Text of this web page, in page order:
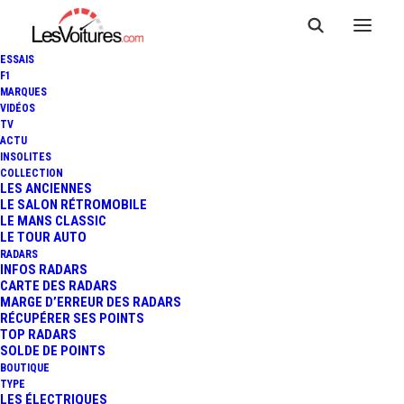
ESSAIS
F1
MARQUES
VIDÉOS
TV
ACTU
INSOLITES
COLLECTION
LES ANCIENNES
LE SALON RÉTROMOBILE
LE MANS CLASSIC
LE TOUR AUTO
RADARS
INFOS RADARS
CARTE DES RADARS
MARGE D’ERREUR DES RADARS
RÉCUPÉRER SES POINTS
TOP RADARS
SOLDE DE POINTS
BOUTIQUE
TYPE
LES ÉLECTRIQUES
23 mai 2019
ŠKODA SUPERB :